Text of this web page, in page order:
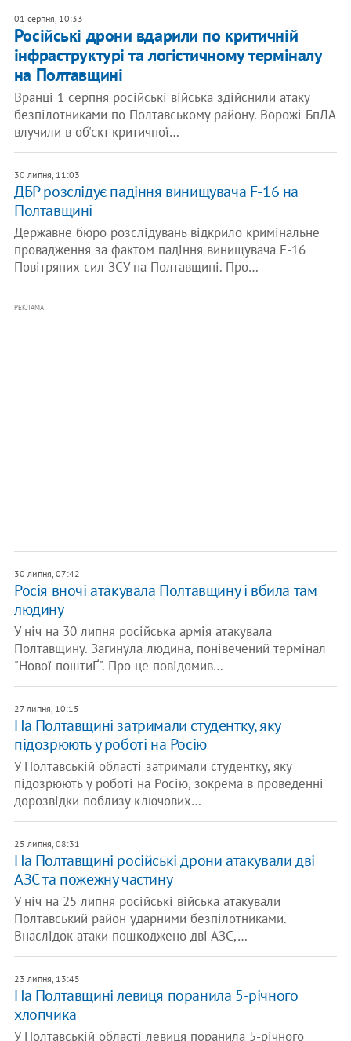
01 серпня, 10:33
Російські дрони вдарили по критичній
інфраструктурі та логістичному терміналу
на Полтавщині
Вранці 1 серпня російські війська здійснили атаку
безпілотниками по Полтавському району. Ворожі БпЛА
влучили в об'єкт критичної…
30 липня, 11:03
ДБР розслідує падіння винищувача F-16 на
Полтавщині
Державне бюро розслідувань відкрило кримінальне
провадження за фактом падіння винищувача F-16
Повітряних сил ЗСУ на Полтавщині. Про…
РЕКЛАМА
30 липня, 07:42
Росія вночі атакувала Полтавщину і вбила там
людину
У ніч на 30 липня російська армія атакувала
Полтавщину. Загинула людина, понівечений термінал
"Нової поштиҐ". Про це повідомив…
27 липня, 10:15
На Полтавщині затримали студентку, яку
підозрюють у роботі на Росію
У Полтавській області затримали студентку, яку
підозрюють у роботі на Росію, зокрема в проведенні
дорозвідки поблизу ключових…
25 липня, 08:31
На Полтавщині російські дрони атакували дві
АЗС та пожежну частину
У ніч на 25 липня російські війська атакували
Полтавський район ударними безпілотниками.
Внаслідок атаки пошкоджено дві АЗС,…
23 липня, 13:45
На Полтавщині левиця поранила 5-річного
хлопчика
У Полтавській області левиця поранила 5-річного